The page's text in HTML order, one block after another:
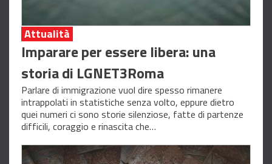
Attualità
Imparare per essere libera: una
storia di LGNET3Roma
Parlare di immigrazione vuol dire spesso rimanere
intrappolati in statistiche senza volto, eppure dietro
quei numeri ci sono storie silenziose, fatte di partenze
difficili, coraggio e rinascita che…